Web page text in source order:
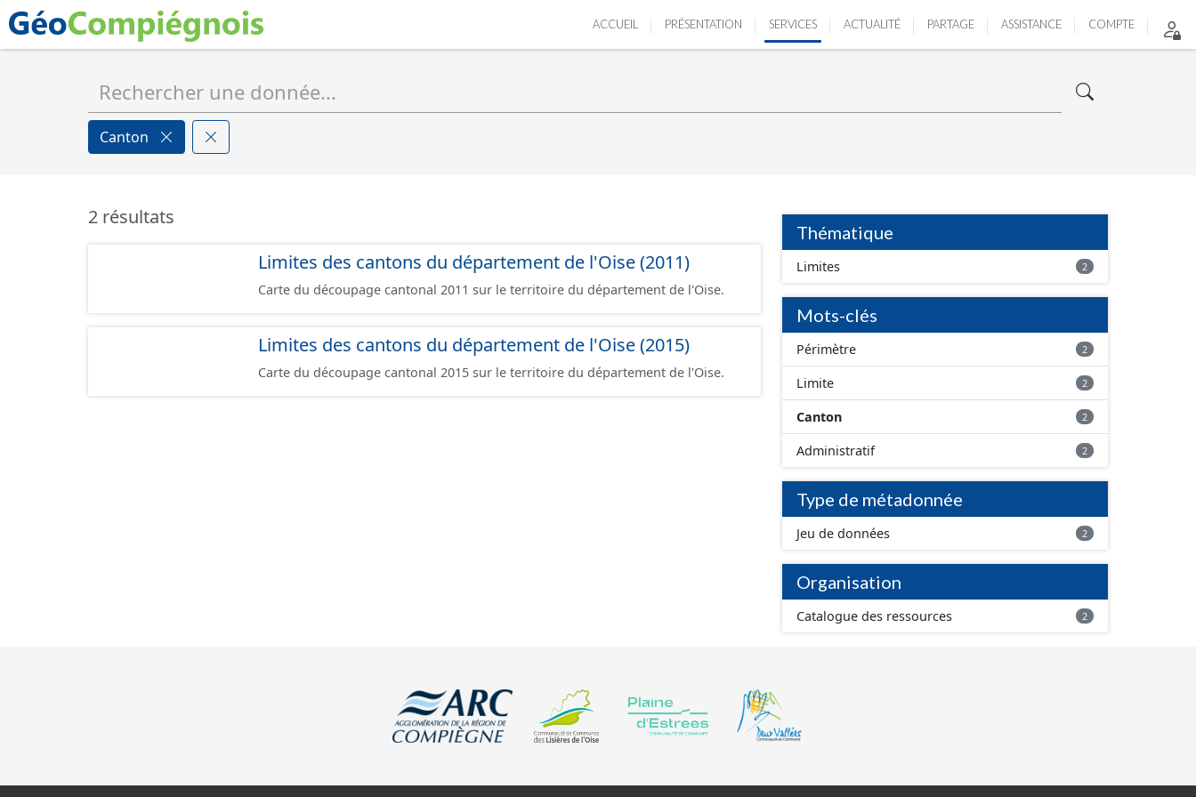
ACCUEIL PRÉSENTATION SERVICES ACTUALITÉ PARTAGE ASSISTANCE COMPTE
Canton
2 résultats
Limites des cantons du département de l'Oise (2011)
Carte du découpage cantonal 2011 sur le territoire du département de l'Oise.
Limites des cantons du département de l'Oise (2015)
Carte du découpage cantonal 2015 sur le territoire du département de l'Oise.
Thématique
Limites 2
Mots-clés
Périmètre 2
Limite 2
Canton 2
Administratif 2
Type de métadonnée
Jeu de données 2
Organisation
Catalogue des ressources 2